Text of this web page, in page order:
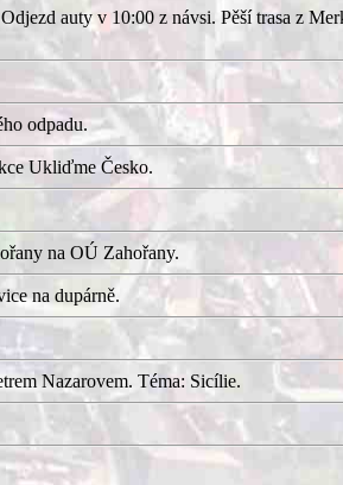
auty v 10:00 z návsi. Pěší trasa z
odpadu.
Ukliďme Česko.
na OÚ Zahořany.
na dupárně.
Nazarovem. Téma: Sicílie.